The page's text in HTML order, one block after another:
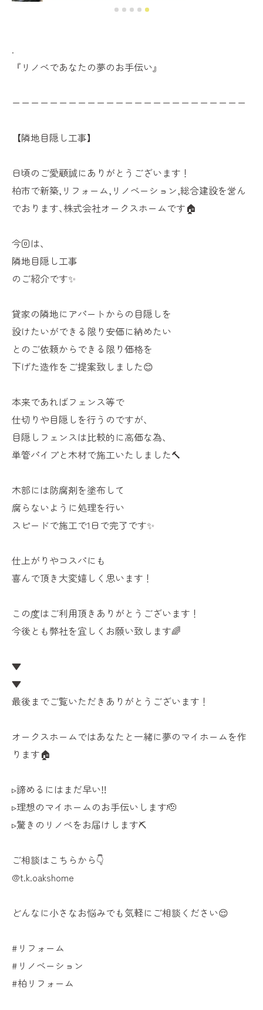
.
『リノベであなたの夢のお手伝い』
ーーーーーーーーーーーーーーーーーーーーーーーーー
【隣地目隠し工事】
日頃のご愛顧誠にありがとうございます！
柏市で新築,リフォーム,リノベーション,総合建設を営ん
でおります､株式会社オークスホームです🏠
今回は、
隣地目隠し工事
のご紹介です✨
貸家の隣地にアパートからの目隠しを
設けたいができる限り安価に納めたい
とのご依頼からできる限り価格を
下げた造作をご提案致しました😊
本来であればフェンス等で
仕切りや目隠しを行うのですが、
目隠しフェンスは比較的に高価な為、
単管パイプと木材で施工いたしました🔨
木部には防腐剤を塗布して
腐らないように処理を行い
スピードで施工で1日で完了です✨
仕上がりやコスパにも
喜んで頂き大変嬉しく思います！
この度はご利用頂きありがとうございます！
今後とも弊社を宜しくお願い致します🌈
▼
▼
最後までご覧いただきありがとうございます！
オークスホームではあなたと一緒に夢のマイホームを作
ります🏠
▹諦めるにはまだ早い‼
▹理想のマイホームのお手伝いします🫡
▹驚きのリノベをお届けします⛏
ご相談はこちらから👇
@t.k.oakshome
どんなに小さなお悩みでも気軽にご相談ください😌
#リフォーム
#リノベーション
#柏リフォーム